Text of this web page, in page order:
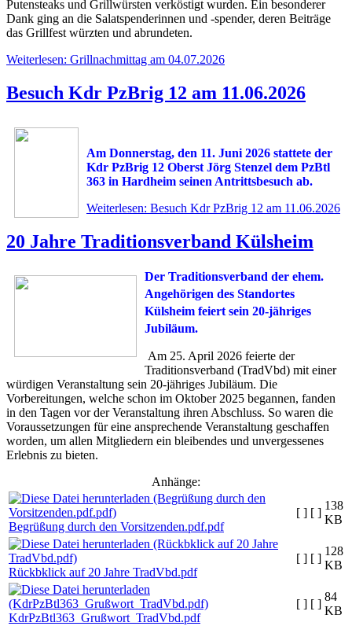
Putensteaks und Grillwürsten verköstigt wurden. Ein besonderer
Dank ging an die Salatspenderinnen und -spender, deren Beiträge
das Grillfest würzten und abrundeten.
Weiterlesen: Grillnachmittag am 04.07.2026
Besuch Kdr PzBrig 12 am 11.06.2026
Am Donnerstag, den 11. Juni 2026 stattete der
Kdr PzBrig 12 Oberst Jörg Stenzel dem PzBtl
363 in Hardheim seinen Antrittsbesuch ab.
Weiterlesen: Besuch Kdr PzBrig 12 am 11.06.2026
20 Jahre Traditionsverband Külsheim
Der Traditionsverband der ehem.
Angehörigen des Standortes
Külsheim feiert sein 20-jähriges
Jubiläum.
Am 25. April 2026 feierte der
Traditionsverband (TradVbd) mit einer
würdigen Veranstaltung sein 20-jähriges Jubiläum. Die
Vorbereitungen, welche schon im Oktober 2025 begannen, fanden
in den Tagen vor der Veranstaltung ihren Abschluss. So waren die
Voraussetzungen für eine ansprechende Veranstaltung geschaffen
worden, um allen Mitgliedern ein bleibendes und unvergessenes
Erlebnis zu bieten.
Anhänge:
Begrüßung durch den Vorsitzenden.pdf.pdf
[ ] [ ]
138
KB
Rückbklick auf 20 Jahre TradVbd.pdf
[ ] [ ]
128
KB
KdrPzBtl363_Grußwort_TradVbd.pdf
[ ] [ ]
84
KB